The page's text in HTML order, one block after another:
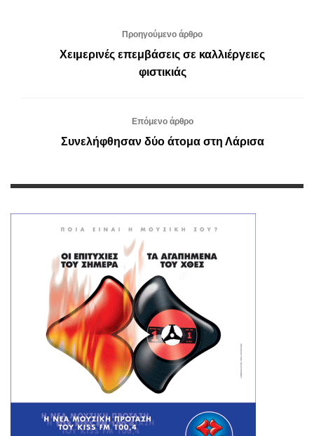
Προηγούμενο άρθρο
Χειμερινές επεμβάσεις σε καλλιέργειες
φιστικιάς
Επόμενο άρθρο
Συνελήφθησαν δύο άτομα στη Λάρισα